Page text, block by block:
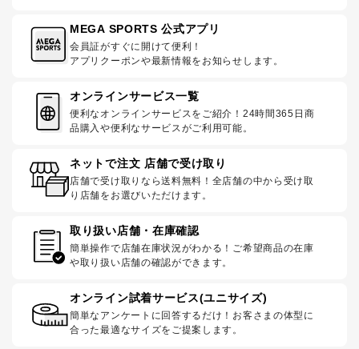
MEGA SPORTS 公式アプリ
会員証がすぐに開けて便利！
アプリクーポンや最新情報をお知らせします。
オンラインサービス一覧
便利なオンラインサービスをご紹介！24時間365日商
品購入や便利なサービスがご利用可能。
ネットで注文 店舗で受け取り
店舗で受け取りなら送料無料！全店舗の中から受け取
り店舗をお選びいただけます。
取り扱い店舗・在庫確認
簡単操作で店舗在庫状況がわかる！ご希望商品の在庫
や取り扱い店舗の確認ができます。
オンライン試着サービス(ユニサイズ)
簡単なアンケートに回答するだけ！お客さまの体型に
合った最適なサイズをご提案します。